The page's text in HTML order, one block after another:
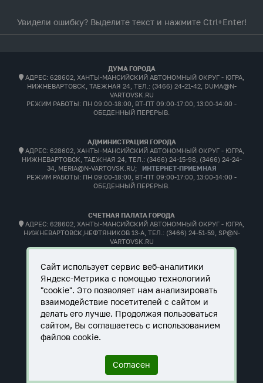
Увидели ошибку? Выделите текст и нажмите Ctrl+Enter!
ДУМА ГОРОДА
АДРЕС: 628602, ХАНТЫ-МАНСИЙСКИЙ АВТОНОМНЫЙ ОКРУГ - ЮГРА,
НИЖНЕВАРТОВСК, ТАЕЖНАЯ 24, ТЕЛ.: (3466) 24-21-42, DUMA@N-
VARTOVSK.RU
РЕЖИМ РАБОТЫ: ПН 09:00-18:00, ВТ-ПТ 09:00-17:00, 13:00-14:00 -
ОБЕДЕННЫЙ ПЕРЕРЫВ.
АДМИНИСТРАЦИЯ ГОРОДА
АДРЕС: 628602, ХАНТЫ-МАНСИЙСКИЙ АВТОНОМНЫЙ ОКРУГ - ЮГРА,
НИЖНЕВАРТОВСК, ТАЕЖНАЯ 24, ТЕЛ.: (3466) 24-15-98, (3466) 24-24-
34, MERIA@N-VARTOVSK.RU;
ИНТЕРНЕТ-ПРИЕМНАЯ
РЕЖИМ РАБОТЫ: ПН 09:00-18:00, ВТ-ПТ 09:00-17:00, 13:00-14:00 -
ОБЕДЕННЫЙ ПЕРЕРЫВ.
СЧЕТНАЯ ПАЛАТА ГОРОДА
АДРЕС: 628602, ХАНТЫ-МАНСИЙСКИЙ АВТОНОМНЫЙ ОКРУГ - ЮГРА,
НИЖНЕВАРТОВСК,НЕФТЯНИКОВ 13-А, ТЕЛ.: (3466) 24-51-59, SP@N-
VARTOVSK.RU
РЕЖИМ РАБОТЫ:ПН 09:00-18:00, ВТ-ПТ 09:00-17:00, 13:00-14:00 -
Сайт использует сервис веб-аналитики
Яндекс-Метрика с помощью технологиий
"cookie". Это позволяет нам анализировать
взаимодействие посетителей с сайтом и
делать его лучше. Продолжая пользоваться
сайтом, Вы соглашаетесь с использованием
файлов cookie.
Согласен